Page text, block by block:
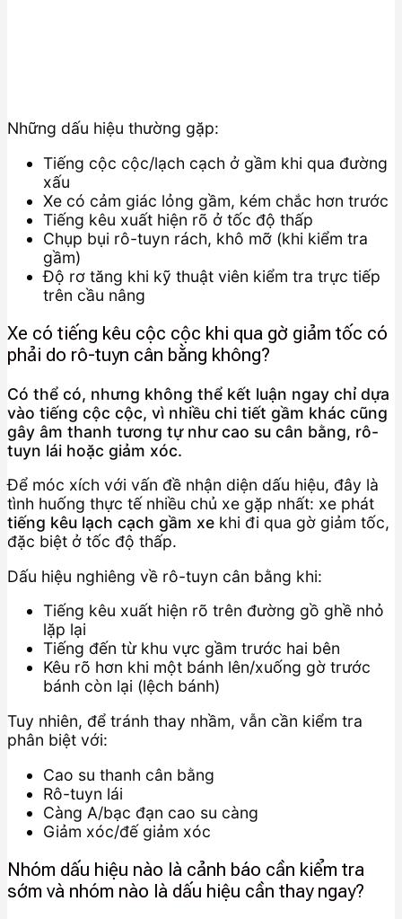
Những dấu hiệu thường gặp:
Tiếng cộc cộc/lạch cạch ở gầm khi qua đường
xấu
Xe có cảm giác lỏng gầm, kém chắc hơn trước
Tiếng kêu xuất hiện rõ ở tốc độ thấp
Chụp bụi rô-tuyn rách, khô mỡ (khi kiểm tra
gầm)
Độ rơ tăng khi kỹ thuật viên kiểm tra trực tiếp
trên cầu nâng
Xe có tiếng kêu cộc cộc khi qua gờ giảm tốc có
phải do rô-tuyn cân bằng không?
Có thể có, nhưng không thể kết luận ngay chỉ dựa
vào tiếng cộc cộc, vì nhiều chi tiết gầm khác cũng
gây âm thanh tương tự như cao su cân bằng, rô-
tuyn lái hoặc giảm xóc.
Để móc xích với vấn đề nhận diện dấu hiệu, đây là
tình huống thực tế nhiều chủ xe gặp nhất: xe phát
tiếng kêu lạch cạch gầm xe khi đi qua gờ giảm tốc,
đặc biệt ở tốc độ thấp.
Dấu hiệu nghiêng về rô-tuyn cân bằng khi:
Tiếng kêu xuất hiện rõ trên đường gồ ghề nhỏ
lặp lại
Tiếng đến từ khu vực gầm trước hai bên
Kêu rõ hơn khi một bánh lên/xuống gờ trước
bánh còn lại (lệch bánh)
Tuy nhiên, để tránh thay nhầm, vẫn cần kiểm tra
phân biệt với:
Cao su thanh cân bằng
Rô-tuyn lái
Càng A/bạc đạn cao su càng
Giảm xóc/đế giảm xóc
Nhóm dấu hiệu nào là cảnh báo cần kiểm tra
sớm và nhóm nào là dấu hiệu cần thay ngay?